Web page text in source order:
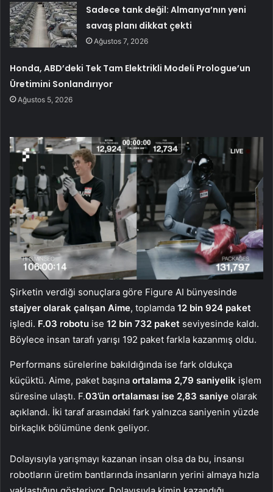
Sadece tank değil: Almanya’nın yeni
savaş planı dikkat çekti
Ağustos 7, 2026
Honda, ABD’deki Tek Tam Elektrikli Modeli Prologue’un
Üretimini Sonlandırıyor
Ağustos 5, 2026
Şirketin verdiği sonuçlara göre Figure AI bünyesinde
stajyer olarak çalışan Aime, toplamda 12 bin 924 paket
işledi. F.03 robotu ise 12 bin 732 paket seviyesinde kaldı.
Böylece insan tarafı yarışı 192 paket farkla kazanmış oldu.
Performans sürelerine bakıldığında ise fark oldukça
küçüktü. Aime, paket başına ortalama 2,79 saniyelik işlem
süresine ulaştı. F.03’ün ortalaması ise 2,83 saniye olarak
açıklandı. İki taraf arasındaki fark yalnızca saniyenin yüzde
birkaçlık bölümüne denk geliyor.
Dolayısıyla yarışmayı kazanan insan olsa da bu, insansı
robotların üretim bantlarında insanların yerini almaya hızla